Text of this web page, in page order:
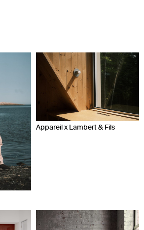
Appareil x Lambert & Fils